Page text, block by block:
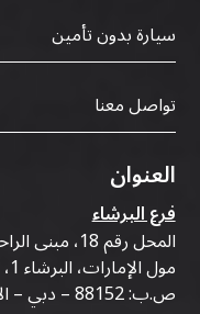
سيارة بدون تأمين
تواصل معنا
العنوان
فرع البرشاء
المحل رقم
مول الإمارات، البرشاء 1، دبي
ص.ب: 88152 – دبي – الإمارات العربية المتحدة